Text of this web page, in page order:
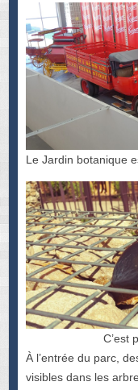
Le Jardin botanique
C’est
À l’entrée du parc,
visibles dans les